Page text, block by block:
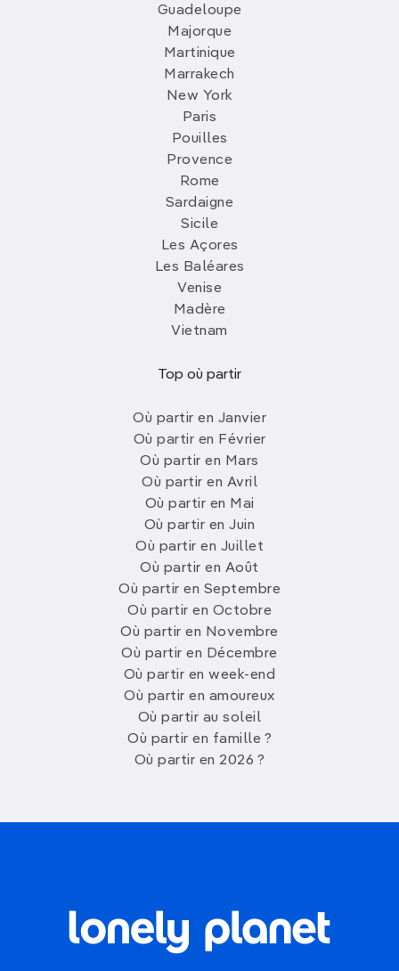
Guadeloupe
Majorque
Martinique
Marrakech
New York
Paris
Pouilles
Provence
Rome
Sardaigne
Sicile
Les Açores
Les Baléares
Venise
Madère
Vietnam
Top où partir
Où partir en Janvier
Où partir en Février
Où partir en Mars
Où partir en Avril
Où partir en Mai
Où partir en Juin
Où partir en Juillet
Où partir en Août
Où partir en Septembre
Où partir en Octobre
Où partir en Novembre
Où partir en Décembre
Où partir en week-end
Où partir en amoureux
Où partir au soleil
Où partir en famille ?
Où partir en 2026 ?